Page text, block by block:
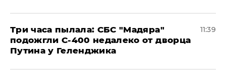
Три часа пылала: СБС "Мадяра"
подожгли С-400 недалеко от дворца
Путина у Геленджика
11:39